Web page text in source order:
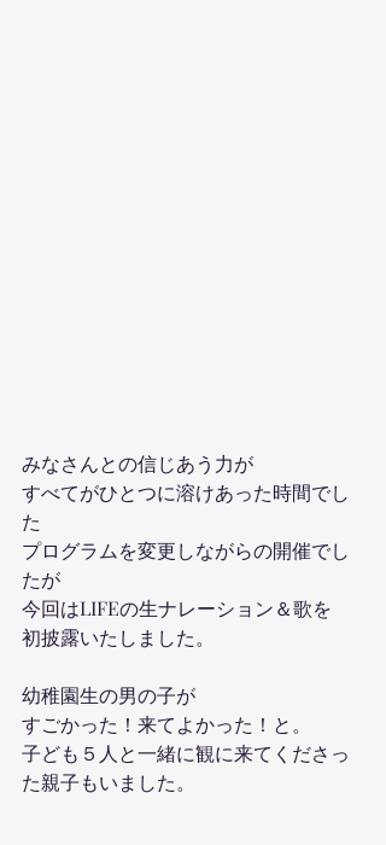
みなさんとの信じあう力が
すべてがひとつに溶けあった時間でし
た
プログラムを変更しながらの開催でし
たが
今回はLIFEの生ナレーション＆歌を
初披露いたしました。
幼稚園生の男の子が
すごかった！来てよかった！と。
子ども５人と一緒に観に来てくださっ
た親子もいました。